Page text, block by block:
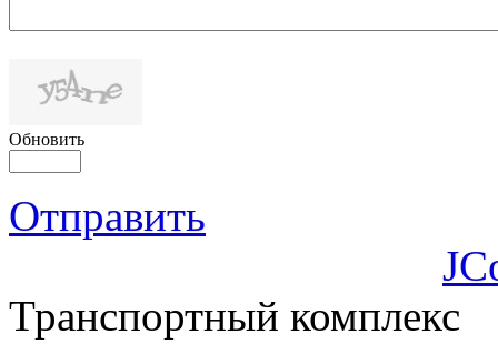
Обновить
Отправить
Транспортный комплекс